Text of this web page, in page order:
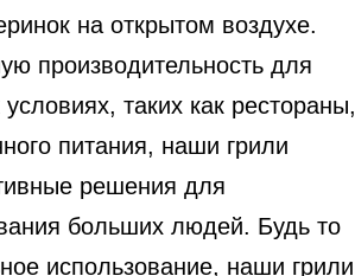
на открытом воздухе.
производительность для
таких как рестораны,
питания, наши грили
решения для
больших людей. Будь то
использование, наши грили